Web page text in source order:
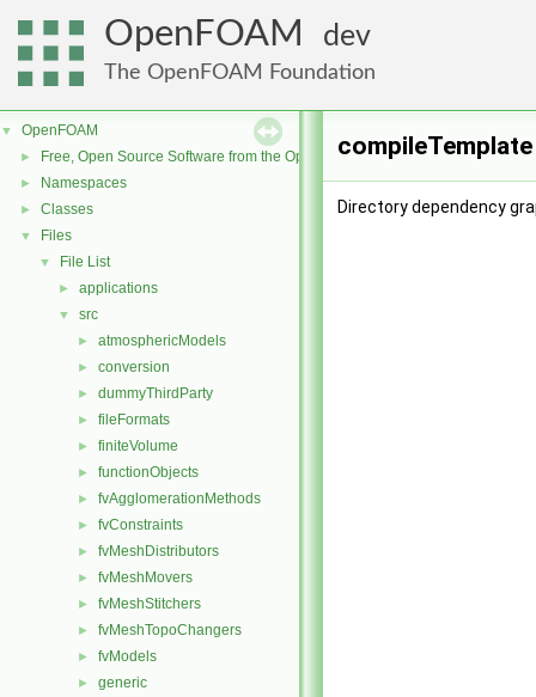
OpenFOAM dev
The OpenFOAM Foundation
▼ OpenFOAM
► Free, Open Source Software from the OpenFOAM Foundation
► Namespaces
► Classes
▼ Files
▼ File List
► applications
▼ src
► atmosphericModels
► conversion
► dummyThirdParty
► fileFormats
► finiteVolume
► functionObjects
► fvAgglomerationMethods
► fvConstraints
► fvMeshDistributors
► fvMeshMovers
► fvMeshStitchers
► fvMeshTopoChangers
► fvModels
► generic
Directory dependency